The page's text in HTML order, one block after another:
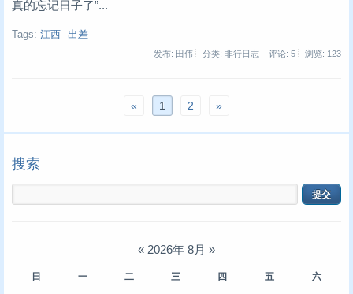
真的忘记日子了”...
Tags: 江西 出差
发布: 田伟 分类: 非行日志 评论: 5 浏览: 123
« 1 2 »
搜索
« 2026年 8月 »
日 一 二 三 四 五 六